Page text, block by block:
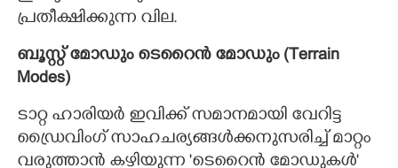
പ്രതീക്ഷിക്കുന്ന വില.
ബൂസ്റ്റ് മോഡും ടെറൈൻ മോഡും (Terrain
Modes)
ടാറ്റ ഹാരിയർ ഇവിക്ക് സമാനമായി വേറിട്ട
ഡ്രൈവിംഗ് സാഹചര്യങ്ങൾക്കനുസരിച്ച് മാറ്റം
വരുത്താൻ കഴിയുന്ന 'ടെറൈൻ മോഡുകൾ'